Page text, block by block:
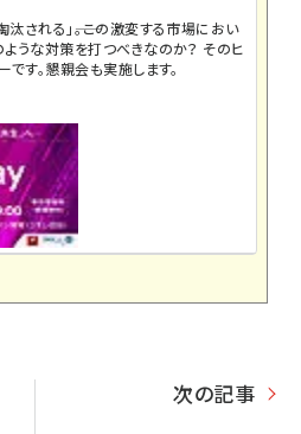
される」――。この激変する市場におい
ような対策を打つべきなのか？ そのヒ
す。懇親会も実施します。
次の記事